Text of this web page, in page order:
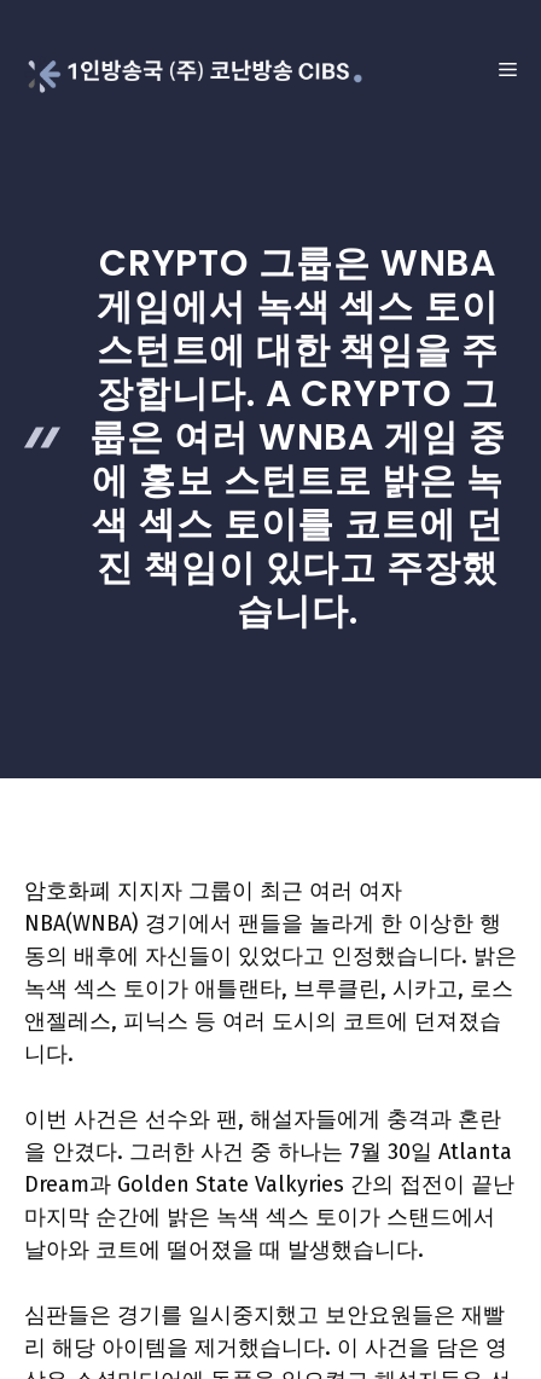
content
CRYPTO 그룹은 WNBA
게임에서 녹색 섹스 토이
스턴트에 대한 책임을 주
장합니다. A CRYPTO 그
룹은 여러 WNBA 게임 중
에 홍보 스턴트로 밝은 녹
색 섹스 토이를 코트에 던
진 책임이 있다고 주장했
습니다.
암호화폐 지지자 그룹이 최근 여러 여자
NBA(WNBA) 경기에서 팬들을 놀라게 한 이상한 행
동의 배후에 자신들이 있었다고 인정했습니다. 밝은
녹색 섹스 토이가 애틀랜타, 브루클린, 시카고, 로스
앤젤레스, 피닉스 등 여러 도시의 코트에 던져졌습
니다.
이번 사건은 선수와 팬, 해설자들에게 충격과 혼란
을 안겼다. 그러한 사건 중 하나는 7월 30일 Atlanta
Dream과 Golden State Valkyries 간의 접전이 끝난
마지막 순간에 밝은 녹색 섹스 토이가 스탠드에서
날아와 코트에 떨어졌을 때 발생했습니다.
심판들은 경기를 일시중지했고 보안요원들은 재빨
리 해당 아이템을 제거했습니다. 이 사건을 담은 영